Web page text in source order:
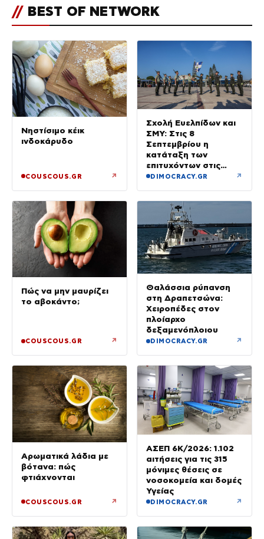
// BEST OF NETWORK
Νηστίσιμο κέικ
ινδοκάρυδο
COUSCOUS.GR ↗
Σχολή Ευελπίδων και
ΣΜΥ: Στις 8
Σεπτεμβρίου η
κατάταξη των
επιτυχόντων στις
Στρατιωτικές Σχολές
DIMOCRACY.GR ↗
Πώς να μην μαυρίζει
το αβοκάντο;
COUSCOUS.GR ↗
Θαλάσσια ρύπανση
στη Δραπετσώνα:
Χειροπέδες στον
πλοίαρχο
δεξαμενόπλοιου
DIMOCRACY.GR ↗
Αρωματικά λάδια με
βότανα: πώς
φτιάχνονται
COUSCOUS.GR ↗
ΑΣΕΠ 6Κ/2026: 1.102
αιτήσεις για τις 315
μόνιμες θέσεις σε
νοσοκομεία και δομές
Υγείας
DIMOCRACY.GR ↗